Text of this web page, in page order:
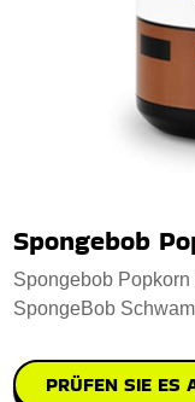
Spongebob
Spongebob
SpongeBob
PRÜFEN SIE ES